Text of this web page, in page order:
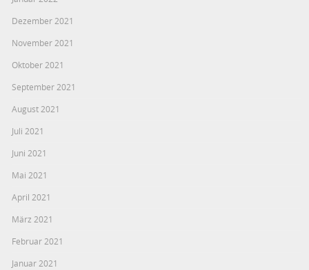
Dezember 2021
November 2021
Oktober 2021
September 2021
August 2021
Juli 2021
Juni 2021
Mai 2021
April 2021
März 2021
Februar 2021
Januar 2021